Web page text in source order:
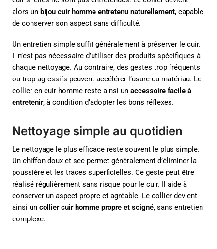
alors un bijou cuir homme entretenu naturellement, capable
de conserver son aspect sans difficulté.
Un entretien simple suffit généralement à préserver le cuir.
Il n’est pas nécessaire d’utiliser des produits spécifiques à
chaque nettoyage. Au contraire, des gestes trop fréquents
ou trop agressifs peuvent accélérer l’usure du matériau. Le
collier en cuir homme reste ainsi un accessoire facile à
entretenir, à condition d’adopter les bons réflexes.
Nettoyage simple au quotidien
Le nettoyage le plus efficace reste souvent le plus simple.
Un chiffon doux et sec permet généralement d’éliminer la
poussière et les traces superficielles. Ce geste peut être
réalisé régulièrement sans risque pour le cuir. Il aide à
conserver un aspect propre et agréable. Le collier devient
ainsi un collier cuir homme propre et soigné, sans entretien
complexe.